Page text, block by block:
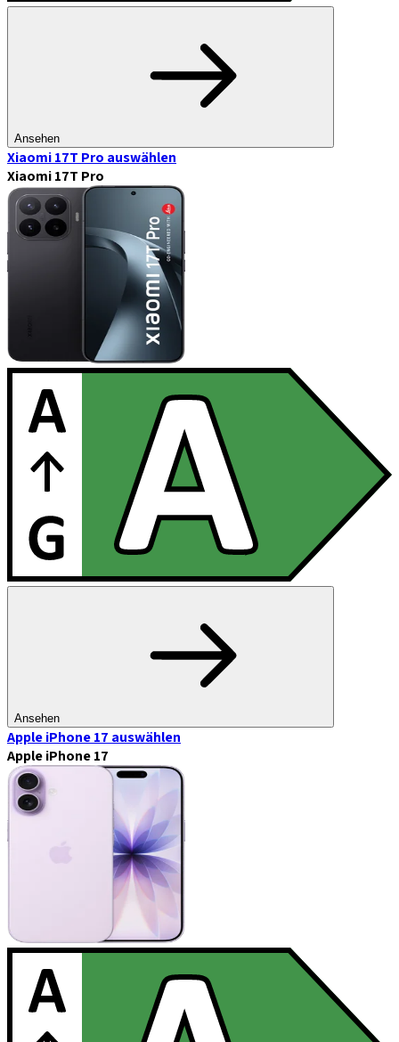
Ansehen
Xiaomi 17T Pro auswählen
Xiaomi 17T Pro
Ansehen
Apple iPhone 17 auswählen
Apple iPhone 17